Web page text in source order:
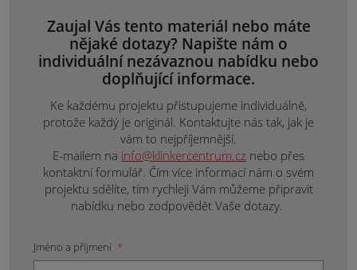
Zaujal Vás tento materiál nebo máte
nějaké dotazy? Napište nám o
individuální nezávaznou nabídku nebo
doplňující informace.
Ke každému projektu přistupujeme individuálně,
protože každý je originál. Kontaktujte nás tak, jak je
vám to nejpříjemnější.
E-mailem na info@klinkercentrum.cz nebo přes
kontaktní formulář. Čím více informací nám o svém
projektu sdělíte, tím rychleji Vám můžeme připravit
nabídku nebo zodpovědět Vaše dotazy.
Jméno a příjmení *